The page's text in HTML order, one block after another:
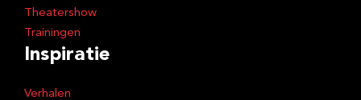
Theatershow
Trainingen
Inspiratie
Verhalen